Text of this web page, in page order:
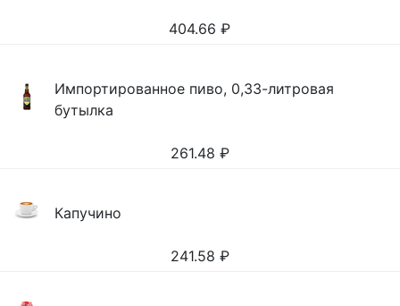
404.66 ₽
Импортированное пиво, 0,33-литровая
бутылка
261.48 ₽
Капучино
241.58 ₽